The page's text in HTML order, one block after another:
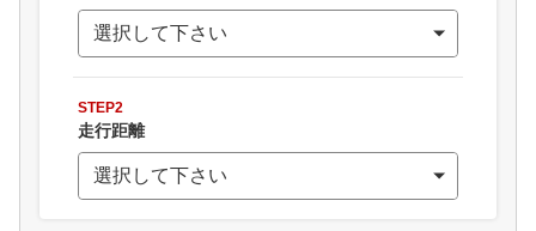
STEP2
走行距離